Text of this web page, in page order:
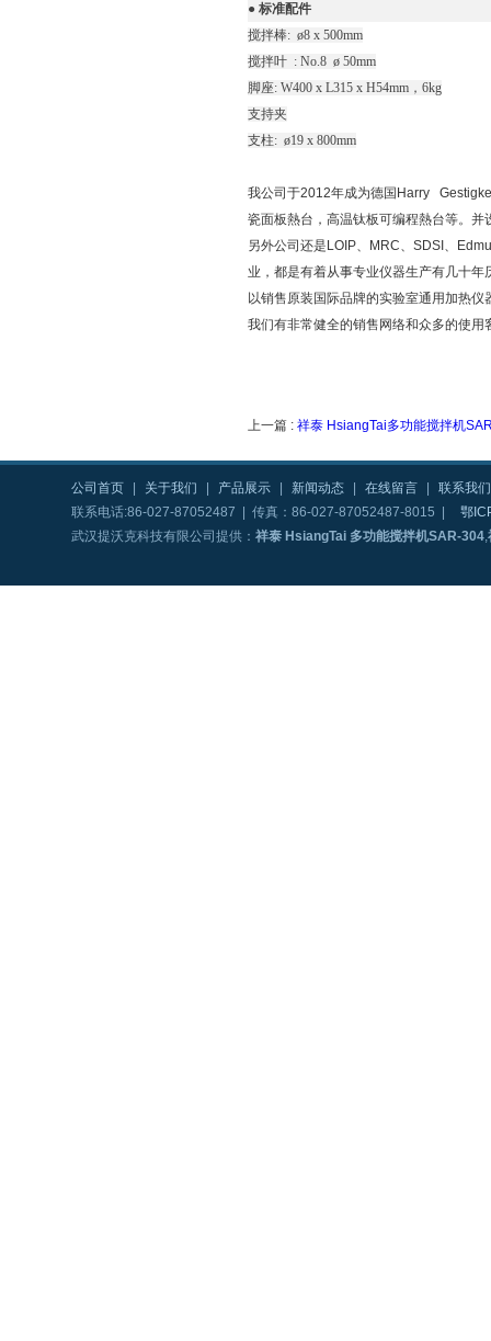
● 标准配件
搅拌棒: ø8 x 500mm
搅拌叶 : No.8 ø 50mm
脚座: W400 x L315 x H54mm，6kg
支持夹
支柱: ø19 x 800mm
我公司于2012年成为德国Harry
瓷面板熱台，高温钛板可编程熱台等。
另外公司还是LOIP、MRC、SDSI、
业，都是有着从事专业仪器生产有几十
以销售原装国际品牌的实验室通用加热仪
我们有非常健全的销售网络和众多的使
上一篇 : 祥泰 HsiangTai多功能搅拌机
公司首页 关于我们 产品展示 新闻动态 在线留言
联系我们
联系电话:86-027-87052487 | 传真：86-027-87052487-8015 |
鄂
武汉提沃克科技有限公司提供： 祥泰 HsiangTai 多功能搅拌机SAR-304,